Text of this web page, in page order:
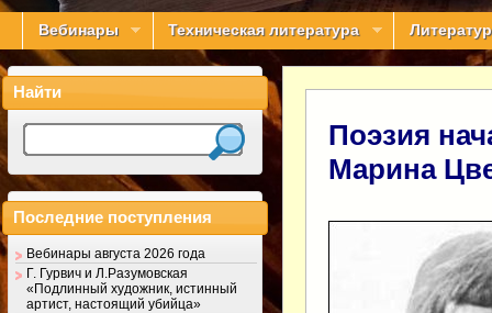
Вебинары Техническая литература
Поэзия
Марина
Найти
Последние поступления
Вебинары августа 2026 года
Г. Гурвич и Л.Разумовская
«Подлинный художник, истинный
артист, настоящий убийца»